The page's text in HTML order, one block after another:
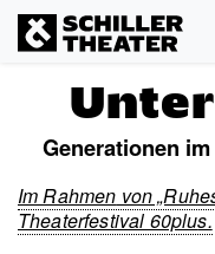
Generationen
Im Rahmen von
Theaterfestival 60plus.